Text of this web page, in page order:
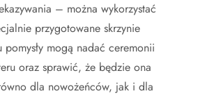
– można wykorzystać
przygotowane skrzynie
pomysły mogą nadać ceremonii
oraz sprawić, że będzie ona
dla nowożeńców, jak i dla